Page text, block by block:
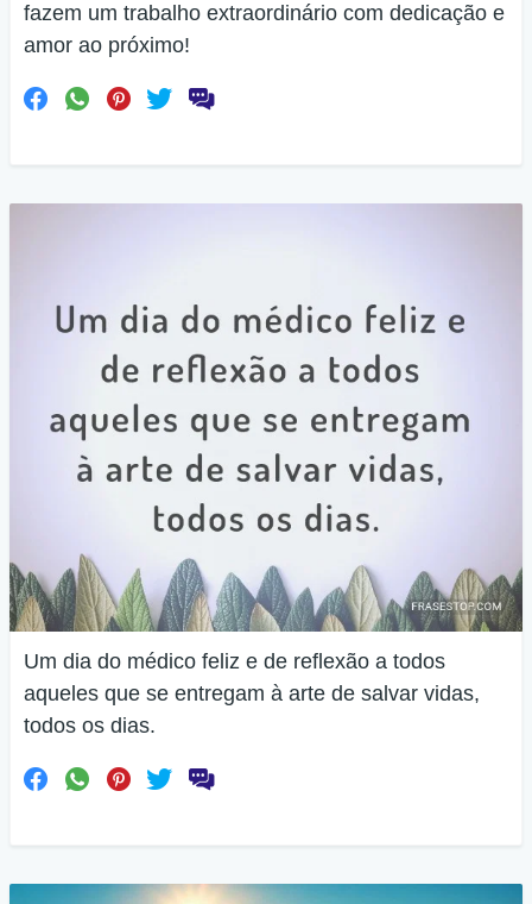
fazem um trabalho extraordinário com dedicação e
amor ao próximo!
Um dia do médico feliz e de reflexão a todos
aqueles que se entregam à arte de salvar vidas,
todos os dias.